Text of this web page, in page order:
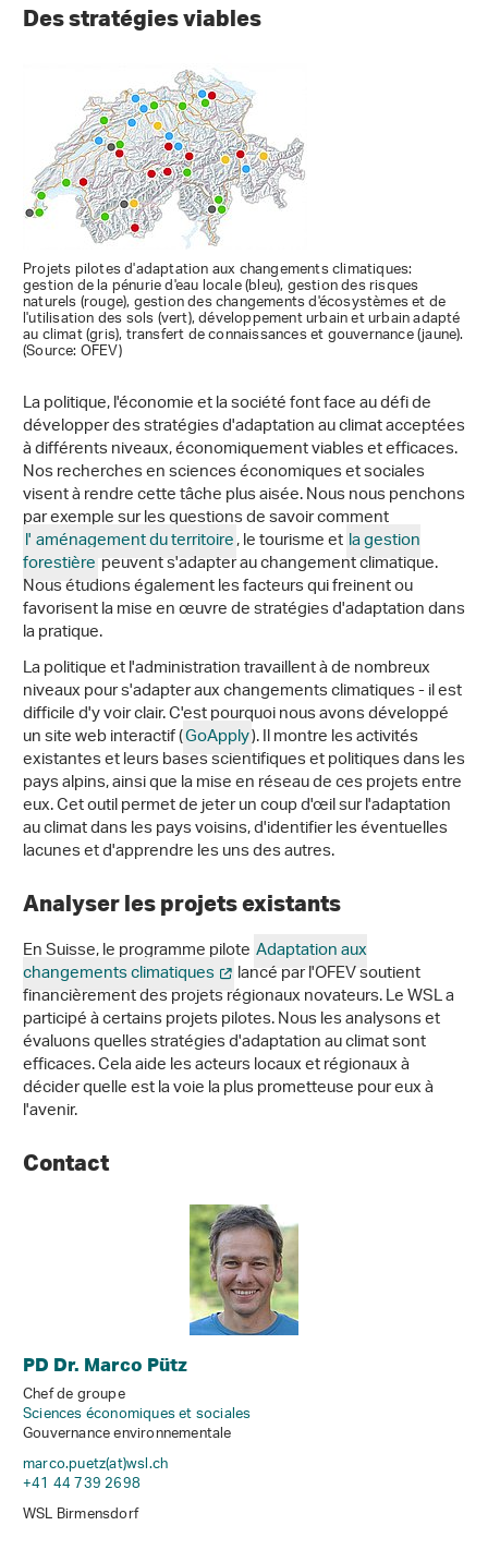
Des stratégies viables
Projets pilotes d'adaptation aux changements climatiques:
gestion de la pénurie d'eau locale (bleu), gestion des risques
naturels (rouge), gestion des changements d'écosystèmes et de
l'utilisation des sols (vert), développement urbain et urbain adapté
au climat (gris), transfert de connaissances et gouvernance (jaune).
(Source: OFEV)
La politique, l'économie et la société font face au défi de
développer des stratégies d'adaptation au climat acceptées
à différents niveaux, économiquement viables et efficaces.
Nos recherches en sciences économiques et sociales
visent à rendre cette tâche plus aisée. Nous nous penchons
par exemple sur les questions de savoir comment
l'aménagement du territoire, le tourisme etla gestion
forestière peuvent s'adapter au changement climatique.
Nous étudions également les facteurs qui freinent ou
favorisent la mise en œuvre de stratégies d'adaptation dans
la pratique.
La politique et l'administration travaillent à de nombreux
niveaux pour s'adapter aux changements climatiques - il est
difficile d'y voir clair. C'est pourquoi nous avons développé
un site web interactif (GoApply). Il montre les activités
existantes et leurs bases scientifiques et politiques dans les
pays alpins, ainsi que la mise en réseau de ces projets entre
eux. Cet outil permet de jeter un coup d'œil sur l'adaptation
au climat dans les pays voisins, d'identifier les éventuelles
lacunes et d'apprendre les uns des autres.
Analyser les projets existants
En Suisse, le programme piloteAdaptation aux
changements climatiques lancé par l'OFEV soutient
financièrement des projets régionaux novateurs. Le WSL a
participé à certains projets pilotes. Nous les analysons et
évaluons quelles stratégies d'adaptation au climat sont
efficaces. Cela aide les acteurs locaux et régionaux à
décider quelle est la voie la plus prometteuse pour eux à
l'avenir.
Contact
PD Dr. Marco Pütz
Chef de groupe
Sciences économiques et sociales
Gouvernance environnementale
marco.puetz(at)wsl.ch
+41 44 739 2698
WSL Birmensdorf